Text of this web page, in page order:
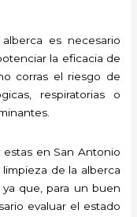
es necesario
la eficacia de
corras el riesgo de
respiratorias o
estas en San Antonio
de la alberca
que, para un buen
evaluar el estado